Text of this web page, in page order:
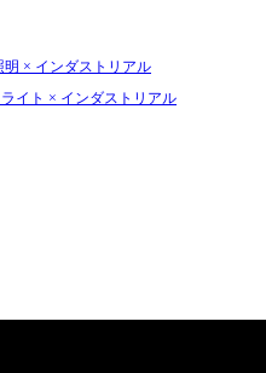
明 × インダストリアル
イト × インダストリアル